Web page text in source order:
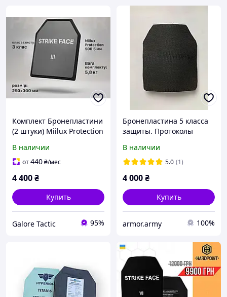
Комплект Бронепластини
(2 штуки) Miilux Protection
кг) Бронепластини 3 клас
плити для бронежилета
В наличии
от440₴/мес
4 400₴
Купить
Galore Tactic 95%
Бронепластина 5 класса
защиты. Протоколы
класса.
В наличии
5.0 (1)
4 000₴
Купить
armor.army 100%